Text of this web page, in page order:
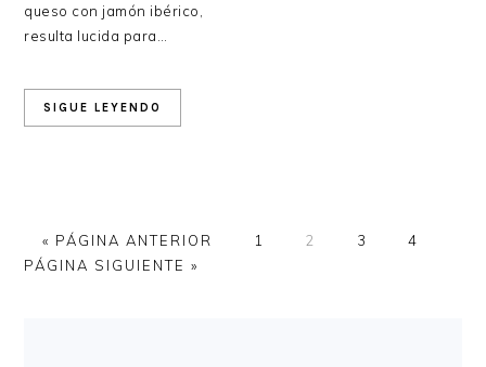
queso con jamón ibérico,
resulta lucida para…
SIGUE LEYENDO
« IR
A
PÁGINA ANTERIOR PÁGINA
1 PÁGINA
2 PÁGINA
3 PÁGINA
4
PÁGINA SIGUIENTE »